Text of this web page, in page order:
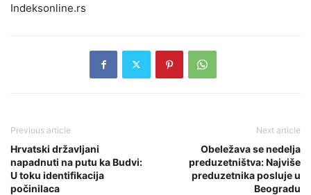
Indeksonline.rs
Previous article
Hrvatski državljani
napadnuti na putu ka Budvi:
U toku identifikacija
počinilaca
Next article
Obeležava se nedelja
preduzetništva: Najviše
preduzetnika posluje u
Beogradu